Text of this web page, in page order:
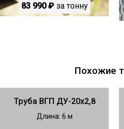
83 990 ₽ за тонну
Похожие
Труба ВГП ДУ-20х2,8
Длина: 6 м